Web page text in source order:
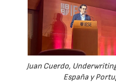
Juan Cuerdo,
España y